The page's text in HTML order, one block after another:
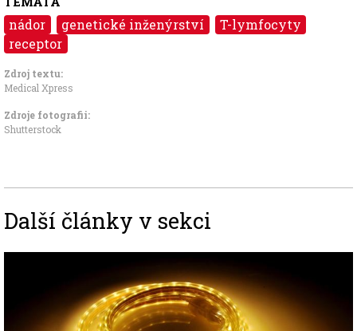
nádor genetické inženýrství
T-lymfocyty
receptor
Zdroj textu:
Medical Xpress
Zdroje fotografii:
Shutterstock
Další články v sekci